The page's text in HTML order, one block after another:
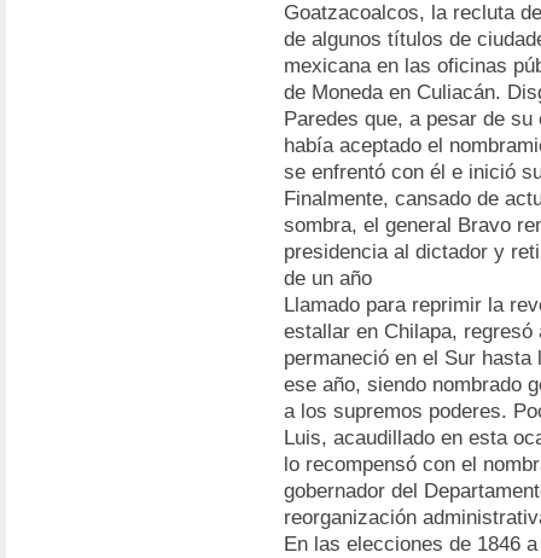
Goatzacoalcos, la recluta
de algunos títulos de
mexicana en las oficinas
de Moneda en Culiacán.
Paredes que, a pesar de
había aceptado el
se enfrentó con él e inició
Finalmente, cansado de
sombra, el general Bravo
presidencia al dictador y
de un año
Llamado para reprimir la
estallar en Chilapa,
permaneció en el Sur
ese año, siendo nombrado
a los supremos poderes.
Luis, acaudillado en esta
lo recompensó con el
gobernador del
reorganización
En las elecciones de 1846